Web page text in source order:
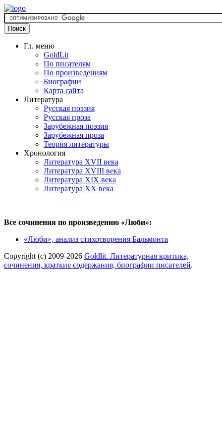
Гл. меню
GoldLit
По писателям
По произведениям
Биографии
Карта сайта
Литература
Русская поэзия
Русская проза
Зарубежная поэзия
Зарубежная проза
Теория литературы
Хронология
Литература XVII века
Литература XVIII века
Литература XIX века
Литература XX века
Все сочинения по произведению «Люби»:
«Люби», анализ стихотворения Бальмонта
Copyright (c) 2009-2026 Goldlit. Литературная критика,
сочинения, краткие содержания, биографии писателей.